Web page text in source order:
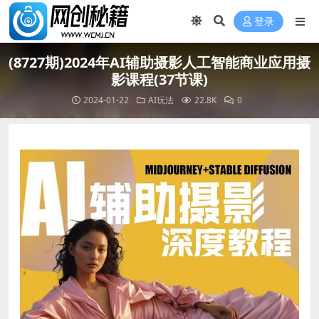
登录
(8727期)2024年AI辅助摄影人工智能商业应用摄
影课程(37节课)
2024-01-22 AI玩法 22.8K 0